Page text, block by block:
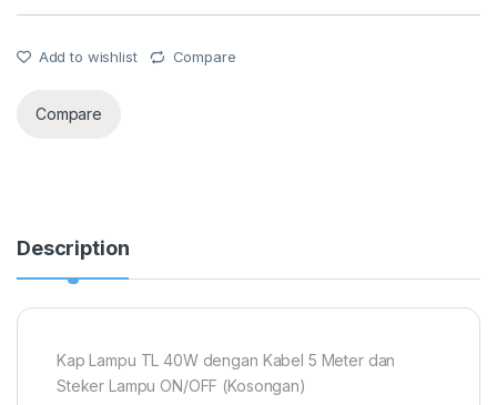
Add to wishlist Compare
Compare
Description
Kap Lampu TL 40W dengan Kabel 5 Meter dan
Steker Lampu ON/OFF (Kosongan)